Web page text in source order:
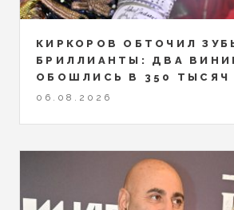
КИРКОРОВ ОБТОЧИЛ
БРИЛЛИАНТЫ: ДВА
ОБОШЛИСЬ В 350 ТЫСЯЧ
06.08.2026